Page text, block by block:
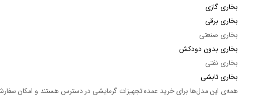
بخاری گازی
بخاری برقی
بخاری صنعتی
بخاری بدون دودکش
بخاری نفتی
بخاری تابشی
همه‌ی این مدل‌ها برایخرید عمده تجهیزات گرمایشیدر دسترس هستند و امکان